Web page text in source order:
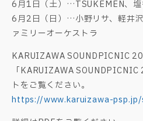
6月1日（土）…TSUKEMEN、塩
6月2日（日）…小野リサ、軽井
ァミリーオーケストラ
KARUIZAWA SOUNDPICNIC
「KARUIZAWA
トをご覧ください。
https://www.karuizawa-